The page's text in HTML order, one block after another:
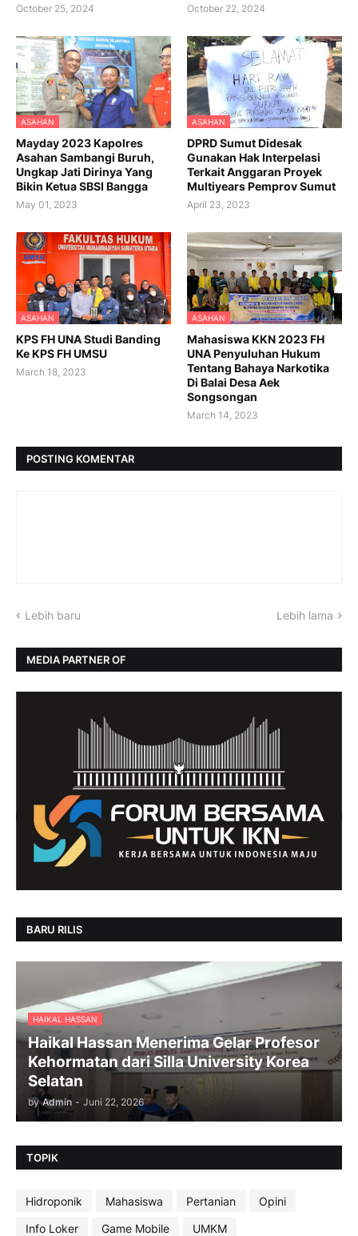
October 25, 2024 October 22, 2024
ASAHAN
Mayday 2023 Kapolres
Asahan Sambangi Buruh,
Ungkap Jati Dirinya Yang
Bikin Ketua SBSI Bangga
May 01, 2023
ASAHAN
DPRD Sumut Didesak
Gunakan Hak Interpelasi
Terkait Anggaran Proyek
Multiyears Pemprov Sumut
April 23, 2023
ASAHAN
KPS FH UNA Studi Banding
Ke KPS FH UMSU
March 18, 2023
ASAHAN
Mahasiswa KKN 2023 FH
UNA Penyuluhan Hukum
Tentang Bahaya Narkotika
Di Balai Desa Aek
Songsongan
March 14, 2023
POSTING KOMENTAR
Lebih baru Lebih lama
MEDIA PARTNER OF
BARU RILIS
HAIKAL HASSAN
Haikal Hassan Menerima Gelar Profesor
Kehormatan dari Silla University Korea
Selatan
by Admin - Juni 22, 2026
TOPIK
Hidroponik Mahasiswa Pertanian
Opini
Info Loker
Game Mobile
UMKM